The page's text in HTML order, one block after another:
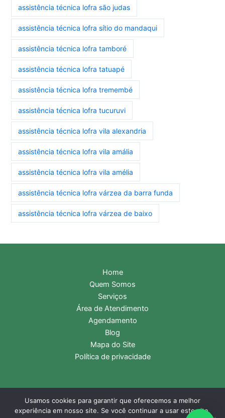
assistência técnica lofra são judas
assistência técnica lofra sítio do mandaqui
assistência técnica lofra tamboré
assistência técnica lofra tatuapé
assistência técnica lofra tremembé
assistência técnica lofra tucuruvi
assistência técnica lofra vila alexandria
assistência técnica lofra vila amália
assistência técnica lofra vila amélia
assistência técnica lofra várzea da barra funda
assistência técnica lofra várzea de baixo
Home
Quem Somos
Serviços
Área de Atendimento
Agendamento
Blog
Mapa do Site
Política de privacidade
Copyright © 2026 Assistência Técnica Lofra | Central de
Usamos cookies para garantir que oferecemos a melhor
experiência em nosso site. Se você continuar a usar este site,